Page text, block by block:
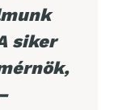
siker